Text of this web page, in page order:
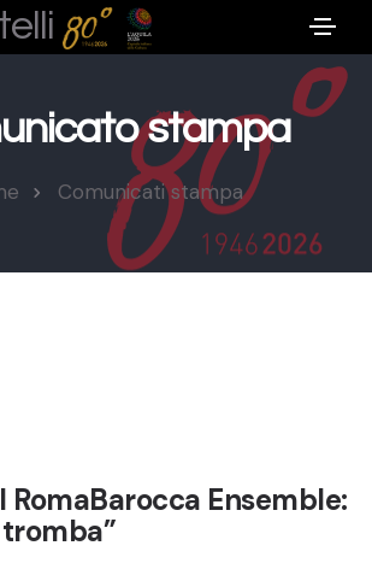
stampa
Comunicati stampa
RomaBarocca Ensemble:
tromba”